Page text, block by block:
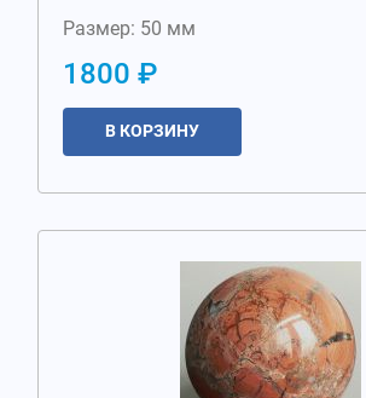
Размер: 50 мм
1800 ₽
В КОРЗИНУ